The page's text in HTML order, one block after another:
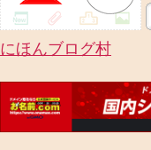
ン
へ
にほんブログ村